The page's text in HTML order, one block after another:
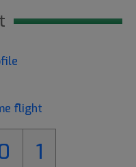
flight
1